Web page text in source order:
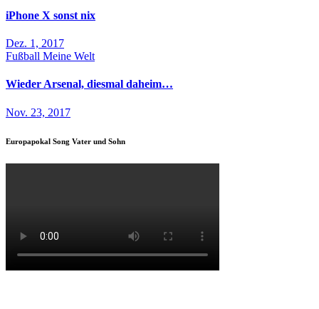
iPhone X sonst nix
Dez. 1, 2017
Fußball Meine Welt
Wieder Arsenal, diesmal daheim…
Nov. 23, 2017
Europapokal Song Vater und Sohn